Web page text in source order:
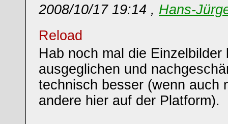
2008/10/17 19:14 , Hans-
Reload
Hab noch mal die
ausgeglichen und
technisch besser (wenn auch
andere hier auf der Platform).